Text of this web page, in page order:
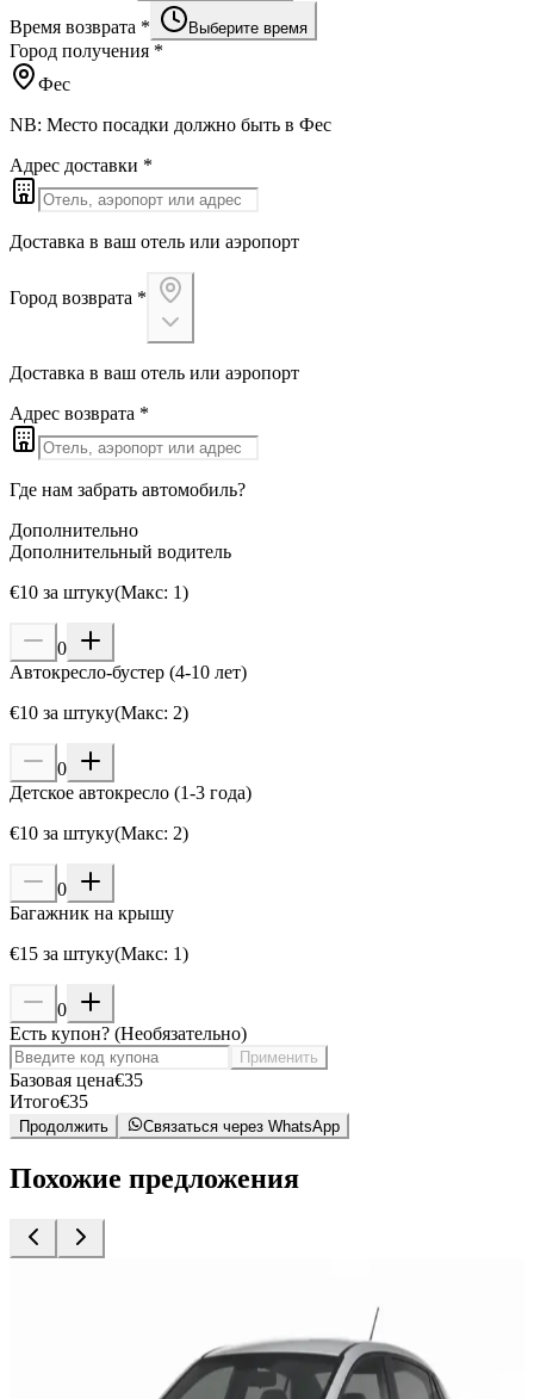
Время возврата * Выберите время
Город получения *
Фес
NB: Место посадки должно быть в Фес
Адрес доставки *
Доставка в ваш отель или аэропорт
Город возврата *
Доставка в ваш отель или аэропорт
Адрес возврата *
Где нам забрать автомобиль?
Дополнительно
Дополнительный водитель
€10 за штуку(Макс: 1)
0
Автокресло-бустер (4-10 лет)
€10 за штуку(Макс: 2)
0
Детское автокресло (1-3 года)
€10 за штуку(Макс: 2)
0
Багажник на крышу
€15 за штуку(Макс: 1)
0
Есть купон? (Необязательно)
Применить
Базовая цена€35
Итого€35
Продолжить Связаться через WhatsApp
Похожие предложения
Hyundai Grand i10